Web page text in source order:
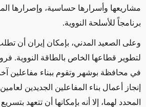
مشاريعها وأسرارها حساسية، وإصرارها
برنامجاً للأسلحة النووية.
وعلى الصعيد المدني، بإمكان إيران أن
لتطوير قطاعها الخاص بالطاقة النووية.
في محافظة بوشهر وتقوم ببناء مفاعلين
إنجاز أعمال بناء المفاعلين الجديدين
المحدد لهما، إلا أنه بإمكانها أن تتعهد